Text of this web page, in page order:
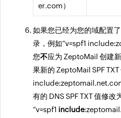
er.com）
如果您已经为您的域配置
录，例如“v=spf1
您不应为 ZeptoMail 创建
果新的 ZeptoMail SPF TXT
有的 DNS SPF TXT 值修改
“v=spf1 include